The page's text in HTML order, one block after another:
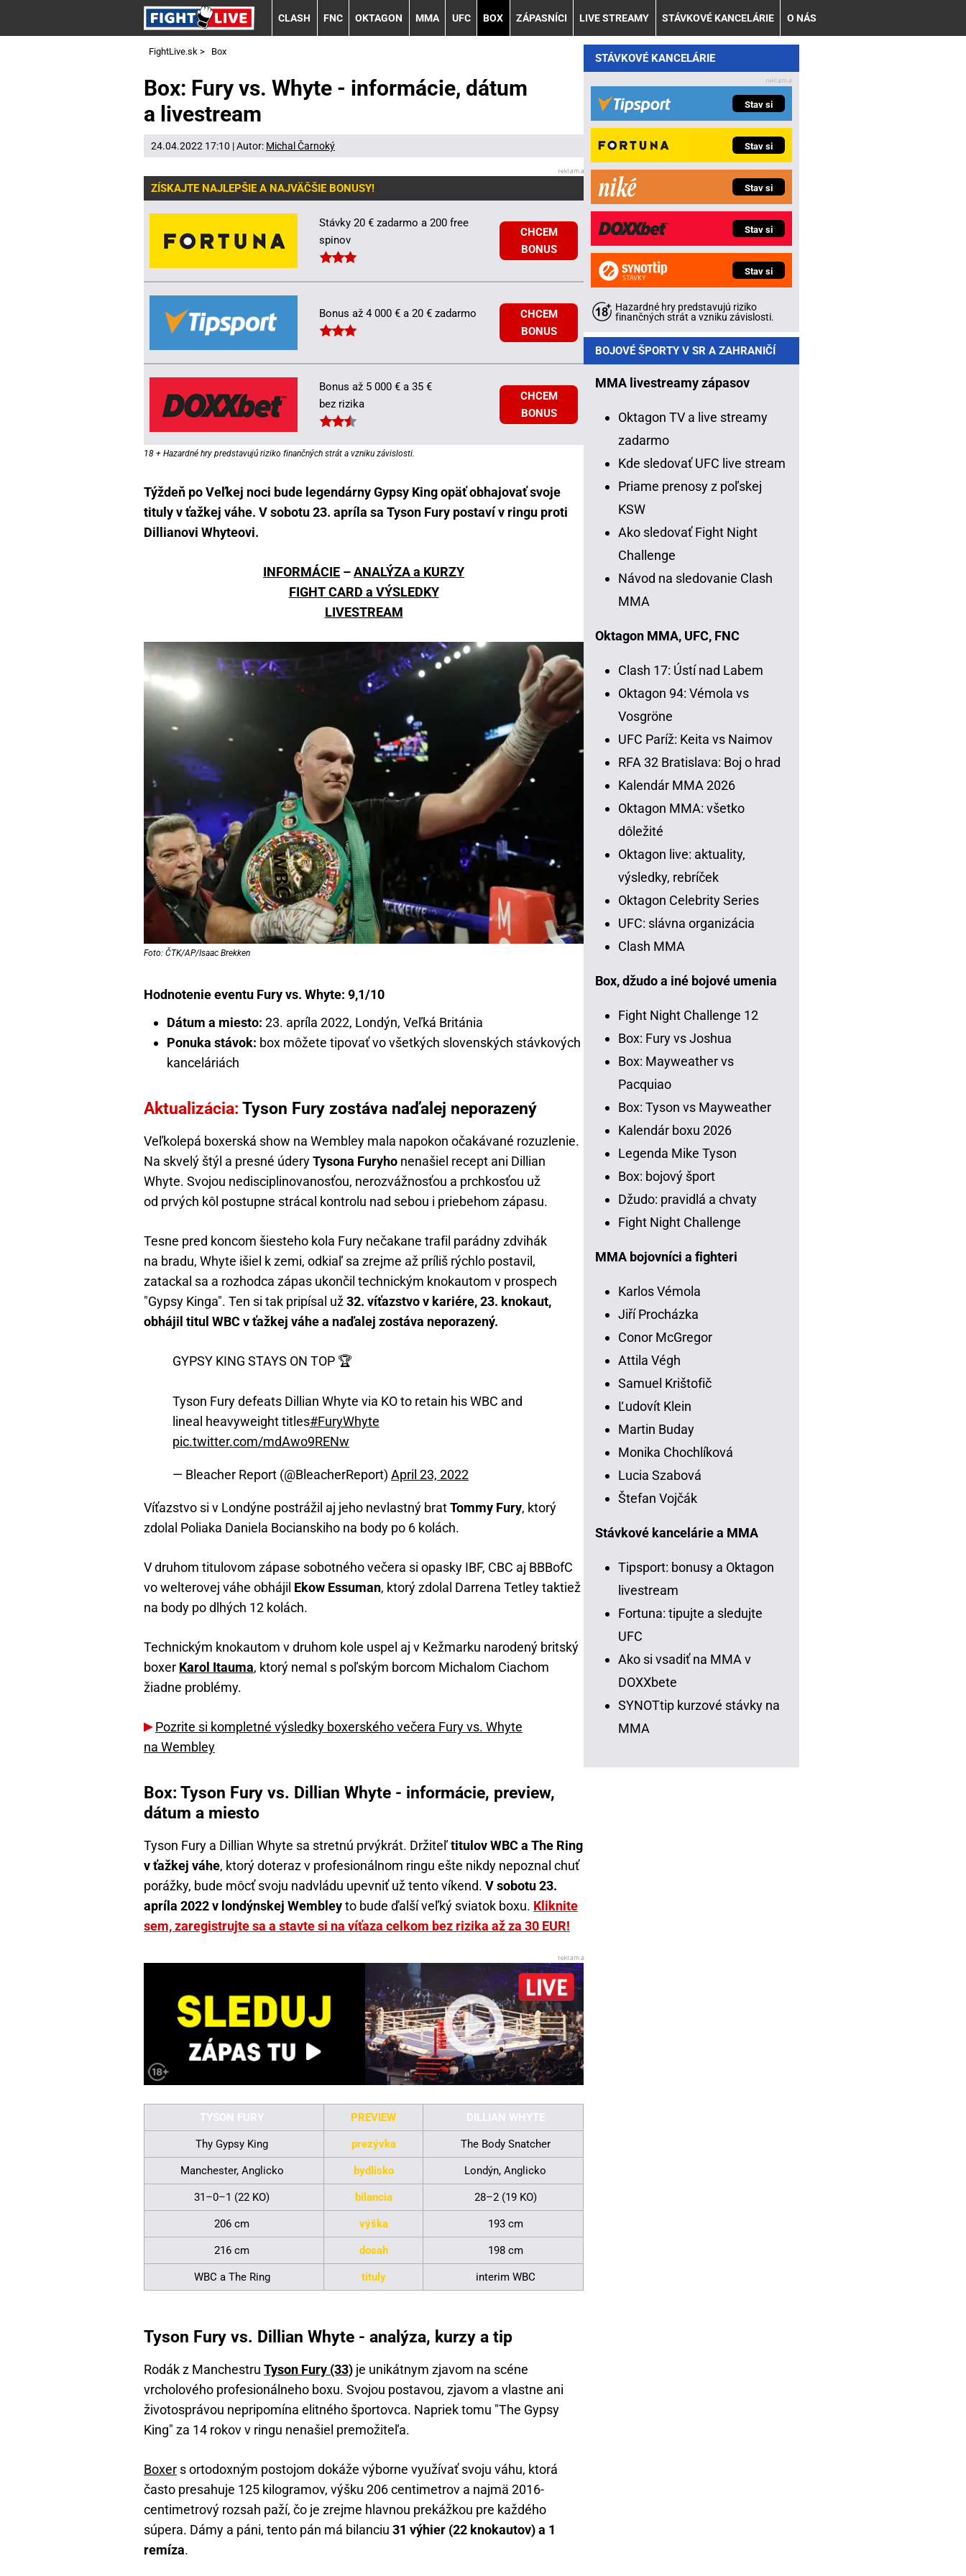
CLASH FNC OKTAGON MMA UFC BOX ZÁPASNÍCI LIVE STREAMY STÁVKOVÉ KANCELÁRIE O NÁS
FightLive.sk > Box
Box: Fury vs. Whyte - informácie, dátum
a livestream
24.04.2022 17:10 | Autor: Michal Čarnoký
ZÍSKAJTE NAJLEPŠIE A NAJVÄČŠIE BONUSY!
Stávky 20 € zadarmo a 200 free
spinov
CHCEM
BONUS
Bonus až 4 000 € a 20 € zadarmo
CHCEM
BONUS
Bonus až 5 000 € a 35 €
bez rizika
CHCEM
BONUS
18 + Hazardné hry predstavujú riziko finančných strát a vzniku závislosti.
Týždeň po Veľkej noci bude legendárny Gypsy King opäť obhajovať svoje
tituly v ťažkej váhe. V sobotu 23. apríla sa Tyson Fury postaví v ringu proti
Dillianovi Whyteovi.
INFORMÁCIE –ANALÝZA a KURZY
FIGHT CARD a VÝSLEDKY
LIVESTREAM
Foto: ČTK/AP/Isaac Brekken
Hodnotenie eventu Fury vs. Whyte: 9,1/10
Dátum a miesto: 23. apríla 2022, Londýn, Veľká Británia
Ponuka stávok: box môžete tipovať vo všetkých slovenských stávkových
kanceláriách
Aktualizácia: Tyson Fury zostáva naďalej neporazený
Veľkolepá boxerská show na Wembley mala napokon očakávané rozuzlenie.
Na skvelý štýl a presné úderyTysona Furyho nenašiel recept ani Dillian
Whyte. Svojou nedisciplinovanosťou, nerozvážnosťou a prchkosťou už
od prvých kôl postupne strácal kontrolu nad sebou i priebehom zápasu.
Tesne pred koncom šiesteho kola Fury nečakane trafil parádny zdvihák
na bradu, Whyte išiel k zemi, odkiaľ sa zrejme až príliš rýchlo postavil,
zatackal sa a rozhodca zápas ukončil technickým knokautom v prospech
"Gypsy Kinga". Ten si tak pripísal už32. víťazstvo v kariére, 23. knokaut,
obhájil titul WBC v ťažkej váhe a naďalej zostáva neporazený.
GYPSY KING STAYS ON TOP 🏆
Tyson Fury defeats Dillian Whyte via KO to retain his WBC and
lineal heavyweight titles#FuryWhyte
pic.twitter.com/mdAwo9RENw
— Bleacher Report (@BleacherReport) April 23, 2022
Víťazstvo si v Londýne postrážil aj jeho nevlastný bratTommy Fury, ktorý
zdolal Poliaka Daniela Bocianskiho na body po 6 kolách.
V druhom titulovom zápase sobotného večera si opasky IBF, CBC aj BBBofC
vo welterovej váhe obhájil Ekow Essuman, ktorý zdolal Darrena Tetley taktiež
na body po dlhých 12 kolách.
Technickým knokautom v druhom kole uspel aj v Kežmarku narodený britský
boxer Karol Itauma, ktorý nemal s poľským borcom Michalom Ciachom
žiadne problémy.
Pozrite si kompletné výsledky boxerského večera Fury vs. Whyte
na Wembley
Box: Tyson Fury vs. Dillian Whyte - informácie, preview,
dátum a miesto
Tyson Fury a Dillian Whyte sa stretnú prvýkrát. Držiteľtitulov WBC a The Ring
v ťažkej váhe, ktorý doteraz v profesionálnom ringu ešte nikdy nepoznal chuť
porážky, bude môcť svoju nadvládu upevniť už tento víkend. V sobotu 23.
apríla 2022 v londýnskej Wembleyto bude ďalší veľký sviatok boxu. Kliknite
sem, zaregistrujte sa a stavte si na víťaza celkom bez rizika až za 30 EUR!
TYSON FURY PREVIEW DILLIAN WHYTE
Thy Gypsy King prezývka The Body Snatcher
Manchester, Anglicko bydlisko Londýn, Anglicko
31–0–1 (22 KO) bilancia 28–2 (19 KO)
206 cm výška 193 cm
216 cm dosah 198 cm
WBC a The Ring tituly interim WBC
Tyson Fury vs. Dillian Whyte - analýza, kurzy a tip
Rodák z Manchestru Tyson Fury (33) je unikátnym zjavom na scéne
vrcholového profesionálneho boxu. Svojou postavou, zjavom a vlastne ani
životosprávou nepripomína elitného športovca. Napriek tomu "The Gypsy
King" za 14 rokov v ringu nenašiel premožiteľa.
Boxer s ortodoxným postojom dokáže výborne využívať svoju váhu, ktorá
často presahuje 125 kilogramov, výšku 206 centimetrov a najmä 2016-
centimetrový rozsah paží, čo je zrejme hlavnou prekážkou pre každého
súpera. Dámy a páni, tento pán má bilanciu 31 výhier (22 knokautov) a 1
remíza.
STÁVKOVÉ KANCELÁRIE
Stav si
Stav si
Stav si
Stav si
Stav si
Hazardné hry predstavujú riziko
finančných strát a vzniku závislosti.
BOJOVÉ ŠPORTY V SR A ZAHRANIČÍ
MMA livestreamy zápasov
Oktagon TV a live streamy
zadarmo
Kde sledovať UFC live stream
Priame prenosy z poľskej
KSW
Ako sledovať Fight Night
Challenge
Návod na sledovanie Clash
MMA
Oktagon MMA, UFC, FNC
Clash 17: Ústí nad Labem
Oktagon 94: Vémola vs
Vosgröne
UFC Paríž: Keita vs Naimov
RFA 32 Bratislava: Boj o hrad
Kalendár MMA 2026
Oktagon MMA: všetko
dôležité
Oktagon live: aktuality,
výsledky, rebríček
Oktagon Celebrity Series
UFC: slávna organizácia
Clash MMA
Box, džudo a iné bojové umenia
Fight Night Challenge 12
Box: Fury vs Joshua
Box: Mayweather vs
Pacquiao
Box: Tyson vs Mayweather
Kalendár boxu 2026
Legenda Mike Tyson
Box: bojový šport
Džudo: pravidlá a chvaty
Fight Night Challenge
MMA bojovníci a fighteri
Karlos Vémola
Jiří Procházka
Conor McGregor
Attila Végh
Samuel Krištofič
Ľudovít Klein
Martin Buday
Monika Chochlíková
Lucia Szabová
Štefan Vojčák
Stávkové kancelárie a MMA
Tipsport: bonusy a Oktagon
livestream
Fortuna: tipujte a sledujte
UFC
Ako si vsadiť na MMA v
DOXXbete
SYNOTtip kurzové stávky na
MMA